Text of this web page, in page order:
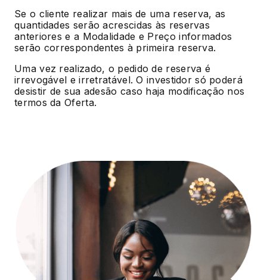
Se o cliente realizar mais de uma reserva, as
quantidades serão acrescidas às reservas
anteriores e a Modalidade e Preço informados
serão correspondentes à primeira reserva.
Uma vez realizado, o pedido de reserva é
irrevogável e irretratável. O investidor só poderá
desistir de sua adesão caso haja modificação nos
termos da Oferta.